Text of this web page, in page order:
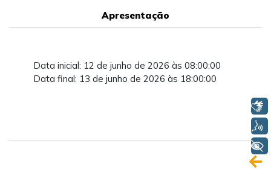
Apresentação
Data inicial: 12 de junho de 2026 às 08:00:00
Data final: 13 de junho de 2026 às 18:00:00